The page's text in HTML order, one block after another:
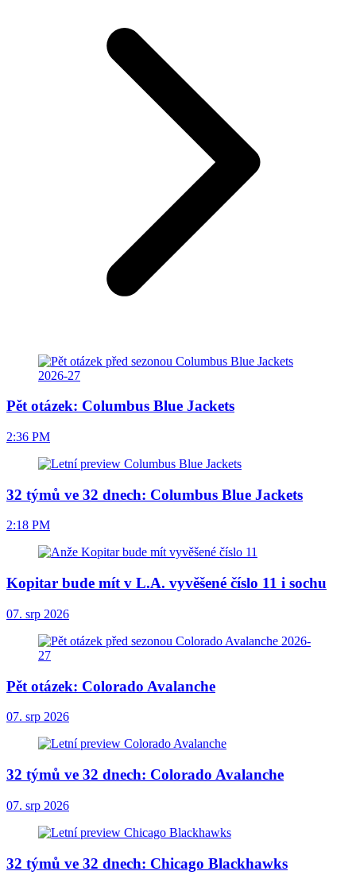
Pět otázek: Columbus Blue Jackets
2:36 PM
32 týmů ve 32 dnech: Columbus Blue Jackets
2:18 PM
Kopitar bude mít v L.A. vyvěšené číslo 11 i sochu
07. srp 2026
Pět otázek: Colorado Avalanche
07. srp 2026
32 týmů ve 32 dnech: Colorado Avalanche
07. srp 2026
32 týmů ve 32 dnech: Chicago Blackhawks